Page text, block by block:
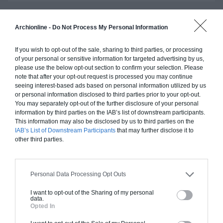
Archionline - Do Not Process My Personal Information
If you wish to opt-out of the sale, sharing to third parties, or processing
of your personal or sensitive information for targeted advertising by us,
please use the below opt-out section to confirm your selection. Please
note that after your opt-out request is processed you may continue
seeing interest-based ads based on personal information utilized by us
or personal information disclosed to third parties prior to your opt-out.
You may separately opt-out of the further disclosure of your personal
information by third parties on the IAB’s list of downstream participants.
This information may also be disclosed by us to third parties on the
IAB’s List of Downstream Participants that may further disclose it to
other third parties.
Personal Data Processing Opt Outs
I want to opt-out of the Sharing of my personal
data.
Opted In
Construction ossature bois
Chiffrage estimatif pour : Fondations et normes
standards. Construction en ossature bois isolé.
Finitions haut de gamme. Le prix "clé en main"
inclut le gros oeuvre et le second oeuvre (cuisine,
peinture, sols...), mais exclut piscine, jardin et
clôture.
À partir de
210 000€ TTC